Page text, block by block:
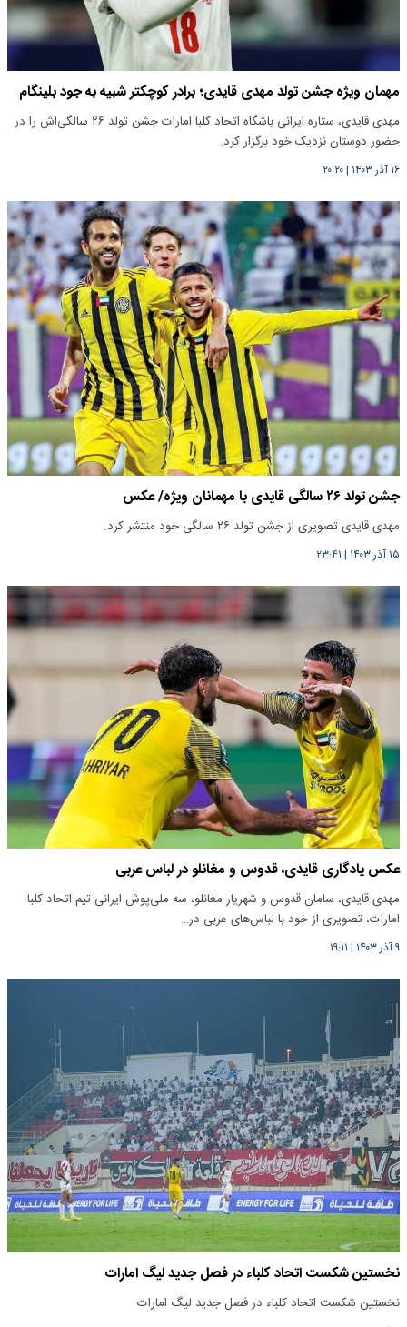
مهمان ویژه جشن تولد مهدی قایدی؛ برادر کوچکتر شبیه به جود بلینگام
مهدی قایدی، ستاره ایرانی باشگاه اتحاد کلبا امارات جشن تولد ۲۶ سالگی‌اش را در
حضور دوستان نزدیک خود برگزار کرد.
۱۶ آذر ۱۴۰۳ |۲۰:۲۰
جشن تولد ۲۶ سالگی قایدی با مهمانان ویژه/ عکس
مهدی قایدی تصویری از جشن تولد ۲۶ سالگی خود منتشر کرد.
۱۵ آذر ۱۴۰۳ | ۲۳:۴۱
عکس یادگاری قایدی، قدوس و مغانلو در لباس عربی
مهدی قایدی، سامان قدوس و شهریار مغانلو، سه ملی‌پوش ایرانی تیم اتحاد کلبا
امارات، تصویری از خود با لباس‌های عربی در…
۹ آذر ۱۴۰۳ | ۱۹:۱۱
نخستین شکست اتحاد کلباء در فصل جدید لیگ امارات
نخستین شکست اتحاد کلباء در فصل جدید لیگ امارات